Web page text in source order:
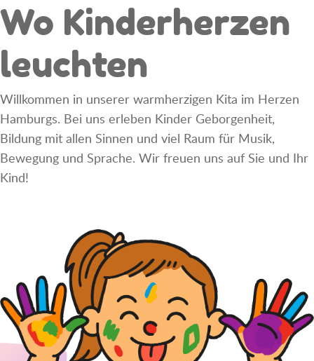
Wo Kinderherzen
leuchten
Willkommen in unserer warmherzigen Kita im Herzen
Hamburgs. Bei uns erleben Kinder Geborgenheit,
Bildung mit allen Sinnen und viel Raum für Musik,
Bewegung und Sprache. Wir freuen uns auf Sie und Ihr
Kind!